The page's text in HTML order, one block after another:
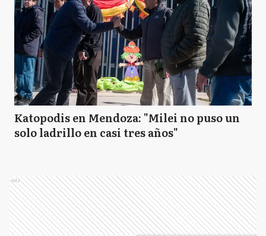
Katopodis en Mendoza: "Milei no puso un
solo ladrillo en casi tres años"
Ads